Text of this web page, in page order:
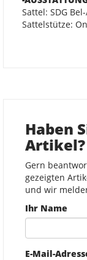
Sattel: SDG
Sattelstütze:
Haben
Artikel?
Gern
gezeigten
und wir
Ihr Name
E-Mail-